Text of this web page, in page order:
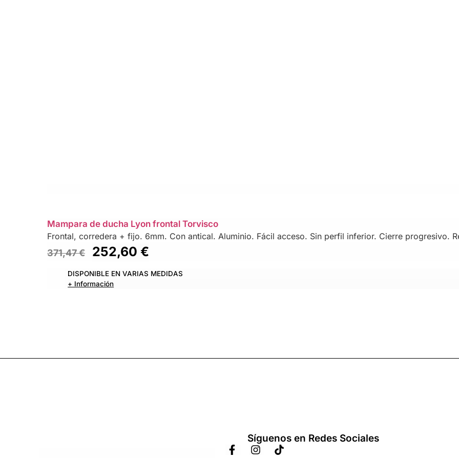
Mampara de ducha Lyon frontal Torvisco
Frontal, corredera + fijo. 6mm. Con antical. Aluminio. Fácil acceso. Sin perfil inferior. Cierre progresivo.
371,47€ 252,60€
DISPONIBLE EN VARIAS MEDIDAS
+ Información
Síguenos en Redes Sociales